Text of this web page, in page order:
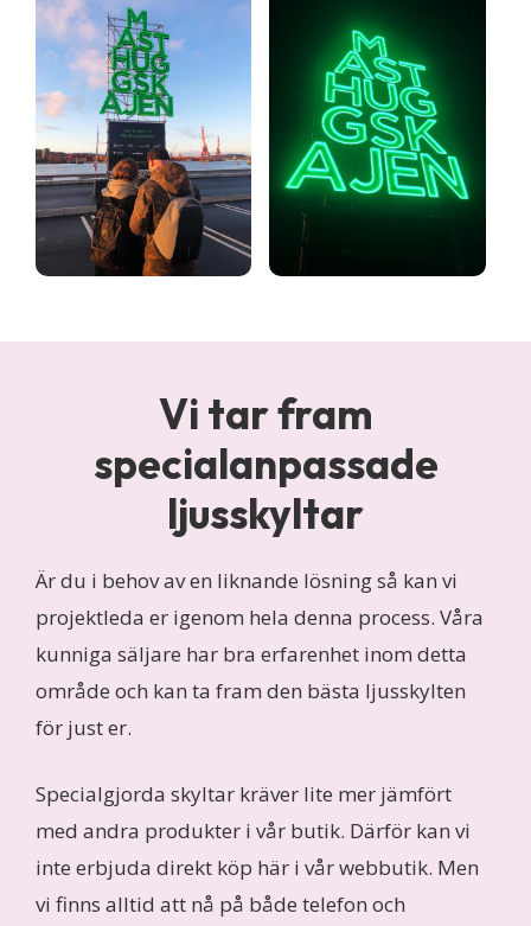
Vi tar fram
specialanpassade
ljusskyltar
Är du i behov av en liknande lösning så kan vi
projektleda er igenom hela denna process. Våra
kunniga säljare har bra erfarenhet inom detta
område och kan ta fram den bästa ljusskylten
för just er.
Specialgjorda skyltar kräver lite mer jämfört
med andra produkter i vår butik. Därför kan vi
inte erbjuda direkt köp här i vår webbutik. Men
vi finns alltid att nå på både telefon och